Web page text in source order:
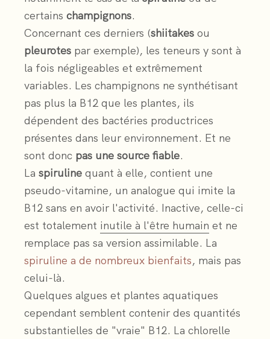
certains champignons.
Concernant ces derniers (shiitakes ou
pleurotes par exemple), les teneurs y sont à
la fois négligeables et extrêmement
variables. Les champignons ne synthétisant
pas plus la B12 que les plantes, ils
dépendent des bactéries productrices
présentes dans leur environnement. Et ne
sont donc pas une source fiable.
La spiruline quant à elle, contient une
pseudo-vitamine, un analogue qui imite la
B12 sans en avoir l'activité. Inactive, celle-ci
est totalement inutile à l'être humain et ne
remplace pas sa version assimilable. La
spiruline a de nombreux bienfaits, mais pas
celui-là.
Quelques algues et plantes aquatiques
cependant semblent contenir des quantités
substantielles de "vraie" B12. La chlorelle